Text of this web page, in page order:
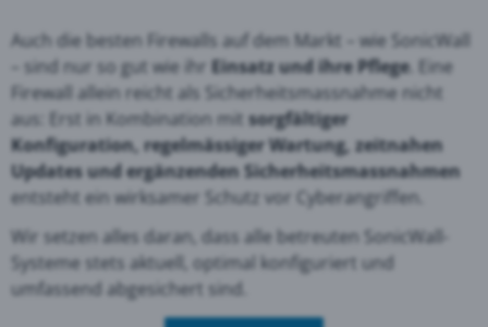
Auch die besten Firewalls auf dem Markt – wie SonicWall
– sind nur so gut wie ihr Einsatz und ihre Pflege. Eine
Firewall allein reicht als Sicherheitsmassnahme nicht
aus: Erst in Kombination mit sorgfältiger
Konfiguration, regelmässiger Wartung, zeitnahen
Updates und ergänzenden Sicherheitsmassnahmen
entsteht ein wirksamer Schutz vor Cyberangriffen.
Wir setzen alles daran, dass alle betreuten SonicWall-
Systeme stets aktuell, optimal konfiguriert und
umfassend abgesichert sind.